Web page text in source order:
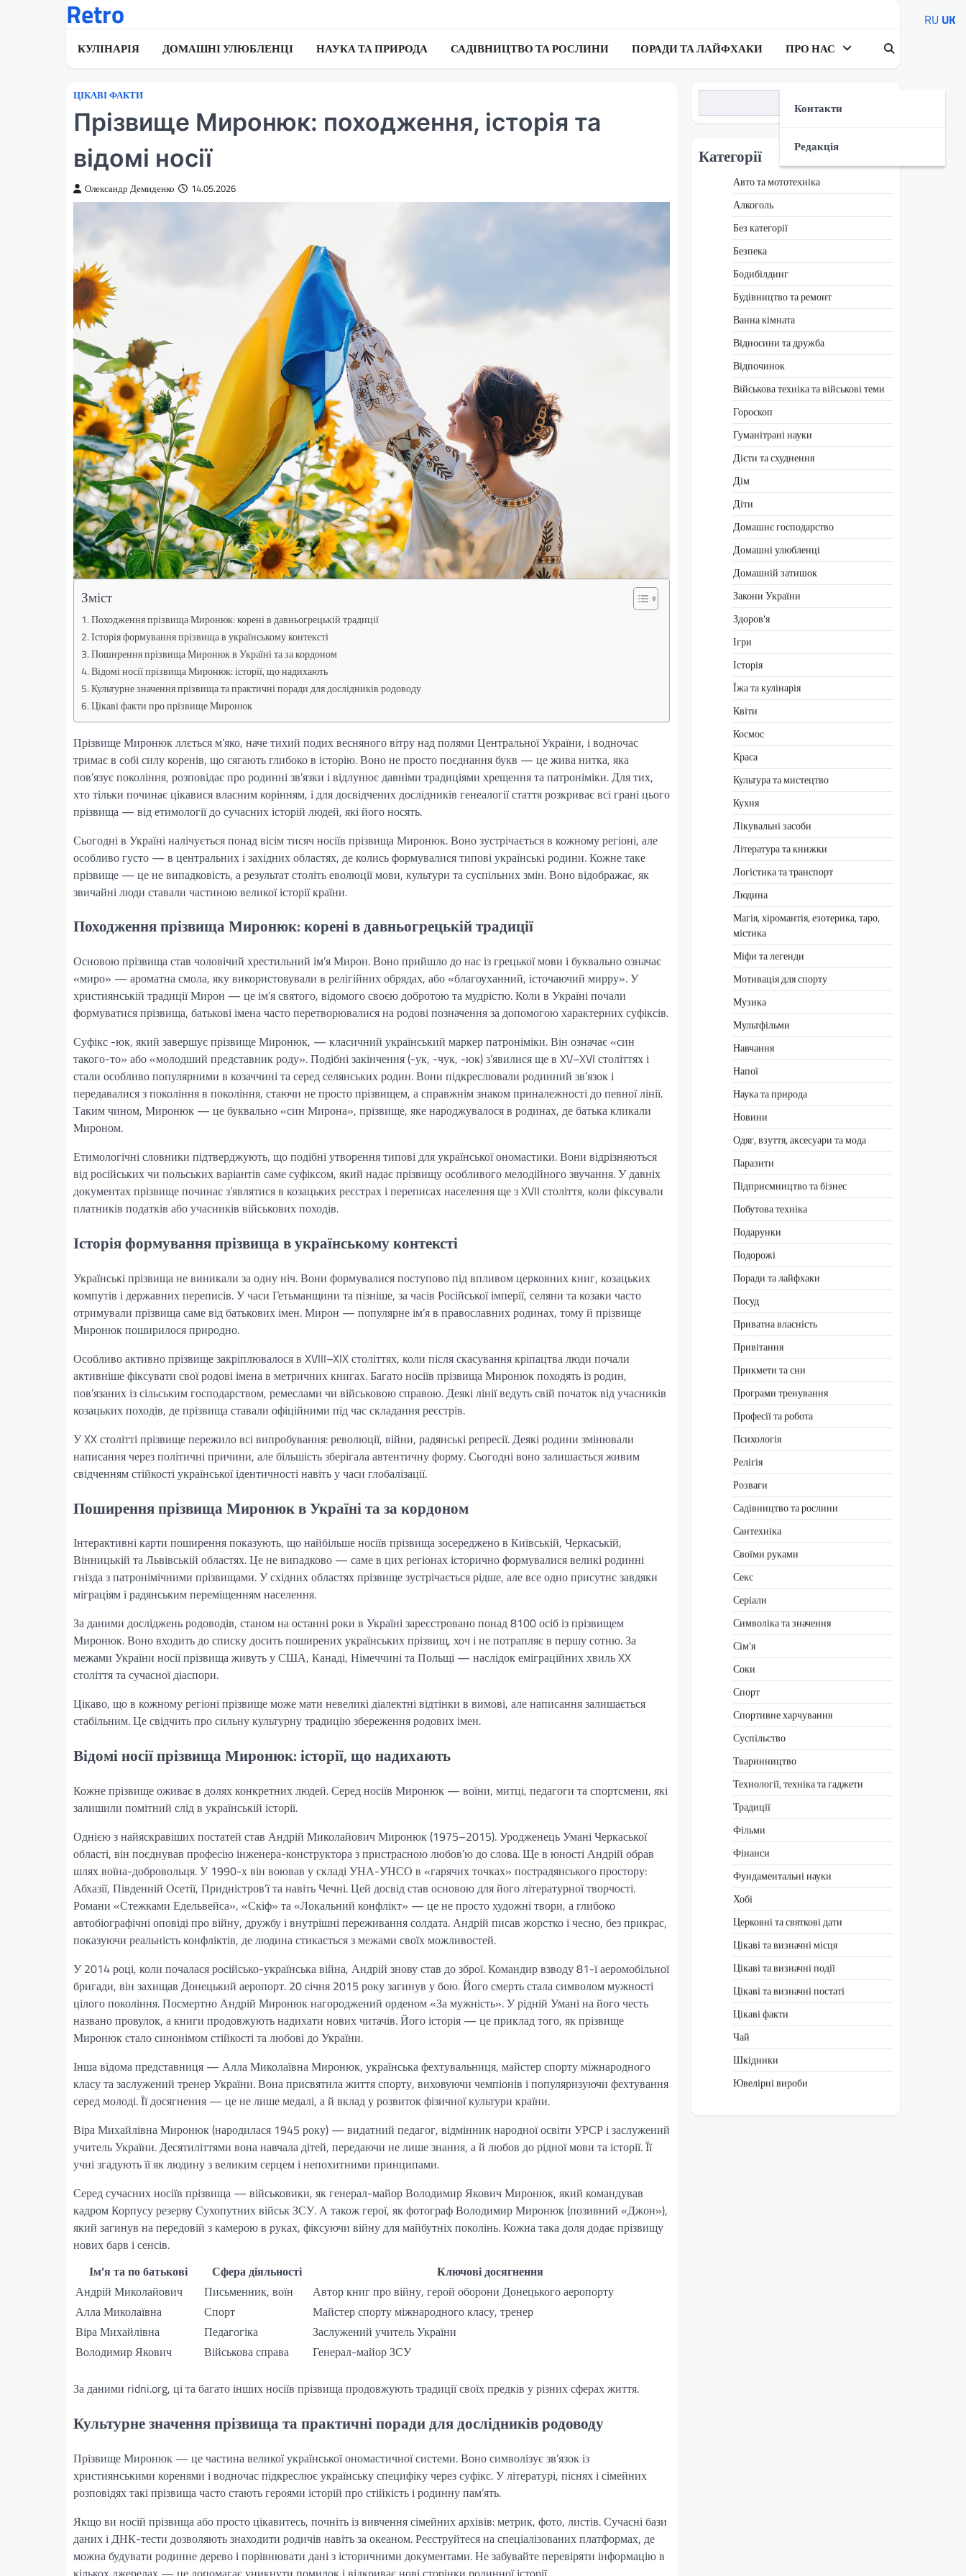
Retro
КУЛІНАРІЯ ДОМАШНІ УЛЮБЛЕНЦІ НАУКА ТА ПРИРОДА САДІВНИЦТВО ТА РОСЛИНИ ПОРАДИ ТА ЛАЙФХАКИ ПРО НАС
Контакти
Редакція
ЦІКАВІ ФАКТИ
Прізвище Миронюк: походження, історія та
відомі носії
Олександр Демиденко 14.05.2026
Зміст
Походження прізвища Миронюк: корені в давньогрецькій традиції
Історія формування прізвища в українському контексті
Поширення прізвища Миронюк в Україні та за кордоном
Відомі носії прізвища Миронюк: історії, що надихають
Культурне значення прізвища та практичні поради для дослідників родоводу
Цікаві факти про прізвище Миронюк
Прізвище Миронюк ллється м’яко, наче тихий подих весняного вітру над полями Центральної України, і водночас
тримає в собі силу коренів, що сягають глибоко в історію. Воно не просто поєднання букв — це жива нитка, яка
пов’язує покоління, розповідає про родинні зв’язки і відлунює давніми традиціями хрещення та патроніміки. Для тих,
хто тільки починає цікавися власним корінням, і для досвідчених дослідників генеалогії стаття розкриває всі грані цього
прізвища — від етимології до сучасних історій людей, які його носять.
Сьогодні в Україні налічується понад вісім тисяч носіїв прізвища Миронюк. Воно зустрічається в кожному регіоні, але
особливо густо — в центральних і західних областях, де колись формувалися типові українські родини. Кожне таке
прізвище — це не випадковість, а результат століть еволюції мови, культури та суспільних змін. Воно відображає, як
звичайні люди ставали частиною великої історії країни.
Походження прізвища Миронюк: корені в давньогрецькій традиції
Основою прізвища став чоловічий хрестильний ім’я Мирон. Воно прийшло до нас із грецької мови і буквально означає
«миро» — ароматна смола, яку використовували в релігійних обрядах, або «благоуханний, істочаючий мирру». У
християнській традиції Мирон — це ім’я святого, відомого своєю добротою та мудрістю. Коли в Україні почали
формуватися прізвища, батькові імена часто перетворювалися на родові позначення за допомогою характерних суфіксів.
Суфікс -юк, який завершує прізвище Миронюк, — класичний український маркер патроніміки. Він означає «син
такого-то» або «молодший представник роду». Подібні закінчення (-ук, -чук, -юк) з’явилися ще в XV–XVI століттях і
стали особливо популярними в козаччині та серед селянських родин. Вони підкреслювали родинний зв’язок і
передавалися з покоління в покоління, стаючи не просто прізвищем, а справжнім знаком приналежності до певної лінії.
Таким чином, Миронюк — це буквально «син Мирона», прізвище, яке народжувалося в родинах, де батька кликали
Мироном.
Етимологічні словники підтверджують, що подібні утворення типові для української ономастики. Вони відрізняються
від російських чи польських варіантів саме суфіксом, який надає прізвищу особливого мелодійного звучання. У давніх
документах прізвище починає з’являтися в козацьких реєстрах і переписах населення ще з XVII століття, коли фіксували
платників податків або учасників військових походів.
Історія формування прізвища в українському контексті
Українські прізвища не виникали за одну ніч. Вони формувалися поступово під впливом церковних книг, козацьких
компутів і державних переписів. У часи Гетьманщини та пізніше, за часів Російської імперії, селяни та козаки часто
отримували прізвища саме від батькових імен. Мирон — популярне ім’я в православних родинах, тому й прізвище
Миронюк поширилося природно.
Особливо активно прізвище закріплювалося в XVIII–XIX століттях, коли після скасування кріпацтва люди почали
активніше фіксувати свої родові імена в метричних книгах. Багато носіїв прізвища Миронюк походять із родин,
пов’язаних із сільським господарством, ремеслами чи військовою справою. Деякі лінії ведуть свій початок від учасників
козацьких походів, де прізвища ставали офіційними під час складання реєстрів.
У XX столітті прізвище пережило всі випробування: революції, війни, радянські репресії. Деякі родини змінювали
написання через політичні причини, але більшість зберігала автентичну форму. Сьогодні воно залишається живим
свідченням стійкості української ідентичності навіть у часи глобалізації.
Поширення прізвища Миронюк в Україні та за кордоном
Інтерактивні карти поширення показують, що найбільше носіїв прізвища зосереджено в Київській, Черкаській,
Вінницькій та Львівській областях. Це не випадково — саме в цих регіонах історично формувалися великі родинні
гнізда з патронімічними прізвищами. У східних областях прізвище зустрічається рідше, але все одно присутнє завдяки
міграціям і радянським переміщенням населення.
За даними досліджень родоводів, станом на останні роки в Україні зареєстровано понад 8100 осіб із прізвищем
Миронюк. Воно входить до списку досить поширених українських прізвищ, хоч і не потрапляє в першу сотню. За
межами України носії прізвища живуть у США, Канаді, Німеччині та Польщі — наслідок еміграційних хвиль XX
століття та сучасної діаспори.
Цікаво, що в кожному регіоні прізвище може мати невеликі діалектні відтінки в вимові, але написання залишається
стабільним. Це свідчить про сильну культурну традицію збереження родових імен.
Відомі носії прізвища Миронюк: історії, що надихають
Кожне прізвище оживає в долях конкретних людей. Серед носіїв Миронюк — воїни, митці, педагоги та спортсмени, які
залишили помітний слід в українській історії.
Однією з найяскравіших постатей став Андрій Миколайович Миронюк (1975–2015). Уродженець Умані Черкаської
області, він поєднував професію інженера-конструктора з пристрасною любов’ю до слова. Ще в юності Андрій обрав
шлях воїна-добровольця. У 1990-х він воював у складі УНА-УНСО в «гарячих точках» пострадянського простору:
Абхазії, Південній Осетії, Придністров’ї та навіть Чечні. Цей досвід став основою для його літературної творчості.
Романи «Стежками Едельвейса», «Скіф» та «Локальний конфлікт» — це не просто художні твори, а глибоко
автобіографічні оповіді про війну, дружбу і внутрішні переживання солдата. Андрій писав жорстко і чесно, без прикрас,
показуючи реальність конфліктів, де людина стикається з межами своїх можливостей.
У 2014 році, коли почалася російсько-українська війна, Андрій знову став до зброї. Командир взводу 81-ї аеромобільної
бригади, він захищав Донецький аеропорт. 20 січня 2015 року загинув у бою. Його смерть стала символом мужності
цілого покоління. Посмертно Андрій Миронюк нагороджений орденом «За мужність». У рідній Умані на його честь
названо провулок, а книги продовжують надихати нових читачів. Його історія — це приклад того, як прізвище
Миронюк стало синонімом стійкості та любові до України.
Інша відома представниця — Алла Миколаївна Миронюк, українська фехтувальниця, майстер спорту міжнародного
класу та заслужений тренер України. Вона присвятила життя спорту, виховуючи чемпіонів і популяризуючи фехтування
серед молоді. Її досягнення — це не лише медалі, а й вклад у розвиток фізичної культури країни.
Віра Михайлівна Миронюк (народилася 1945 року) — видатний педагог, відмінник народної освіти УРСР і заслужений
учитель України. Десятиліттями вона навчала дітей, передаючи не лише знання, а й любов до рідної мови та історії. Її
учні згадують її як людину з великим серцем і непохитними принципами.
Серед сучасних носіїв прізвища — військовики, як генерал-майор Володимир Якович Миронюк, який командував
кадром Корпусу резерву Сухопутних військ ЗСУ. А також герої, як фотограф Володимир Миронюк (позивний «Джон»),
який загинув на передовій з камерою в руках, фіксуючи війну для майбутніх поколінь. Кожна така доля додає прізвищу
нових барв і сенсів.
Ім’я та по батькові
Сфера діяльності
Ключові досягнення
Андрій Миколайович
Письменник, воїн
Автор книг про війну, герой оборони Донецького аеропорту
Алла Миколаївна
Спорт
Майстер спорту міжнародного класу, тренер
Віра Михайлівна
Педагогіка
Заслужений учитель України
Володимир Якович
Військова справа Генерал-майор ЗСУ
За даними ridni.org, ці та багато інших носіїв прізвища продовжують традиції своїх предків у різних сферах життя.
Культурне значення прізвища та практичні поради для дослідників родоводу
Прізвище Миронюк — це частина великої української ономастичної системи. Воно символізує зв’язок із
християнськими коренями і водночас підкреслює українську специфіку через суфікс. У літературі, піснях і сімейних
розповідях такі прізвища часто стають героями історій про стійкість і родинну пам’ять.
Якщо ви носій прізвища або просто цікавитесь, почніть із вивчення сімейних архівів: метрик, фото, листів. Сучасні бази
даних і ДНК-тести дозволяють знаходити родичів навіть за океаном. Реєструйтеся на спеціалізованих платформах, де
можна будувати родинне дерево і порівнювати дані з історичними документами. Не забувайте перевіряти інформацію в
Категорії
Авто та мототехніка
Алкоголь
Без категорії
Безпека
Бодибілдинг
Будівництво та ремонт
Ванна кімната
Відносини та дружба
Відпочинок
Військова техніка та військові теми
Гороскоп
Гуманітрані науки
Дієти та схуднення
Дім
Діти
Домашнє господарство
Домашні улюбленці
Домашній затишок
Закони України
Здоров'я
Ігри
Історія
Їжа та кулінарія
Квіти
Космос
Краса
Культура та мистецтво
Кухня
Лікувальні засоби
Література та книжки
Логістика та транспорт
Людина
Магія, хіромантія, езотерика, таро,
містика
Міфи та легенди
Мотивація для спорту
Музика
Мультфільми
Навчання
Напої
Наука та природа
Новини
Одяг, взуття, аксесуари та мода
Паразити
Підприємництво та бізнес
Побутова техніка
Подарунки
Подорожі
Поради та лайфхаки
Посуд
Приватна власність
Привітання
Прикмети та сни
Програми тренування
Професії та робота
Психологія
Релігія
Розваги
Садівництво та рослини
Сантехніка
Своїми руками
Секс
Серіали
Символіка та значення
Сім’я
Соки
Спорт
Спортивне харчування
Суспільство
Тваринництво
Технології, техніка та гаджети
Традиції
Фільми
Фінанси
Фундаментальні науки
Хобі
Церковні та святкові дати
Цікаві та визначні місця
Цікаві та визначні події
Цікаві та визначні постаті
Цікаві факти
Чай
Шкідники
Ювелірні вироби
RU UK